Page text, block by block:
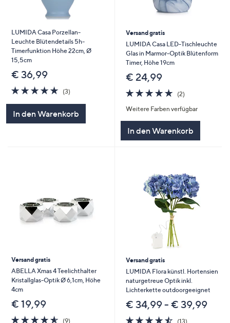
LUMIDA Casa Porzellan-
Leuchte Blütendetails 5h-
Timerfunktion Höhe 22cm, Ø
15,5cm
€ 36,99
5.0
von
(3)3
In den Warenkorb
Versand gratis
LUMIDA Casa LED-Tischleuchte
Glas in Marmor-Optik Blütenform
Timer, Höhe 19cm
€ 24,99
5.0
von
5
(2)2
Weitere Farben verfügbar
In den Warenkorb
Versand gratis
ABELLA Xmas 4 Teelichthalter
Kristallglas-Optik Ø 6,1cm, Höhe
4cm
€ 19,99
4.6
(9)9
Versand gratis
LUMIDA Flora künstl. Hortensien
naturgetreue Optik inkl.
Lichterkette outdoorgeeignet
€ 34,99 - € 39,99
4.5
(13)13